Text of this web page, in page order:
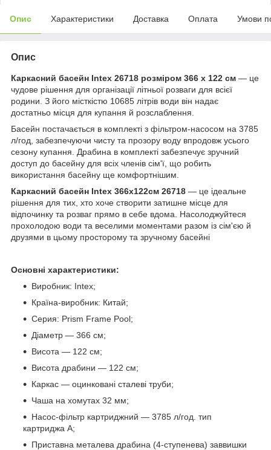
Опис Характеристики Доставка Оплата Умови
Опис
Каркасний басейн Intex 26718 розміром 366 х 122 см — це
чудове рішення для організації літньої розваги для всієї
родини. З його місткістю 10685 літрів води він надає
достатньо місця для купання й розслаблення.
Басейн постачається в комплекті з фільтром-насосом на 3785
л/год, забезпечуючи чисту та прозору воду впродовж усього
сезону купання. Драбина в комплекті забезпечує зручний
доступ до басейну для всіх членів сім'ї, що робить
використання басейну ще комфортнішим.
Каркасний басейн Intex 366х122см 26718 — це ідеальне
рішення для тих, хто хоче створити затишне місце для
відпочинку та розваг прямо в себе вдома. Насолоджуйтеся
прохолодою води та веселими моментами разом із сім'єю й
друзями в цьому просторому та зручному басейні
Основні характеристики:
Виробник: Intex;
Країна-виробник: Китай;
Серия: Prism Frame Pool;
Діаметр — 366 см;
Висота — 122 см;
Висота драбини — 122 см;
Каркас — оцинковані сталеві труби;
Чаша на хомутах 32 мм;
Насос-фільтр картриджний — 3785 л/год. тип
картриджа А;
Приставна металева драбина (4-ступенева) заввишки